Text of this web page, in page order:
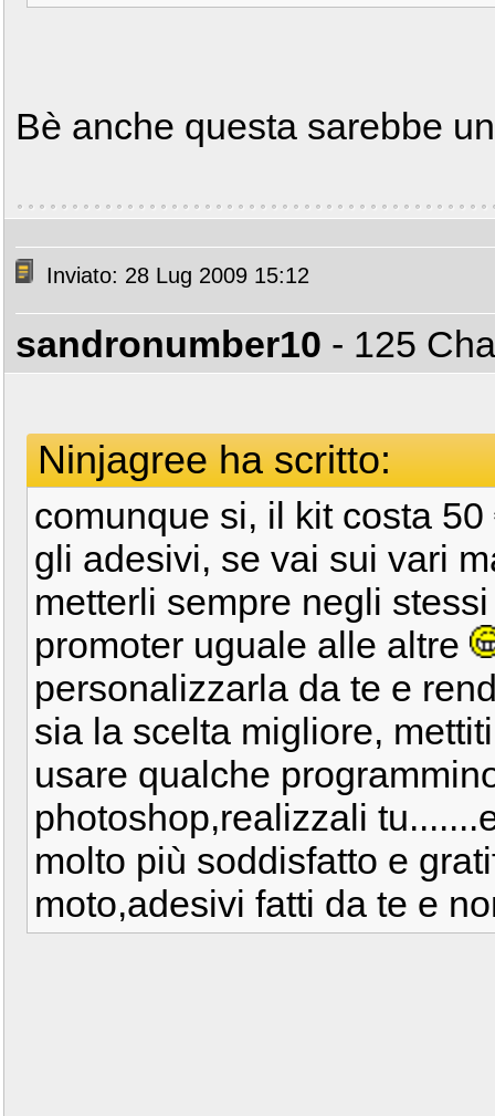
Bè anche questa sarebbe
Inviato: 28 Lug 2009 15:12
sandronumber10 - 125
Ninjagree ha scritto:
comunque si, il kit costa
gli adesivi, se vai sui vari
metterli sempre negli
promoter uguale alle altre
personalizzarla da te e
sia la scelta migliore,
usare qualche
photoshop,realizzali
molto più soddisfatto e
moto,adesivi fatti da te e